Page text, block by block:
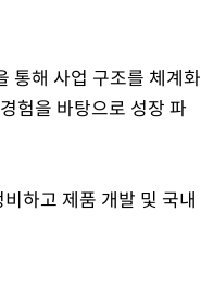
통해 사업 구조를 체계화
험을 바탕으로 성장 파
하고 제품 개발 및 국내